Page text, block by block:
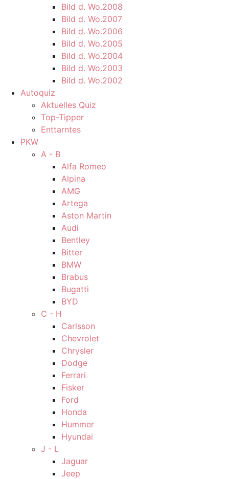
Bild d. Wo.2008
Bild d. Wo.2007
Bild d. Wo.2006
Bild d. Wo.2005
Bild d. Wo.2004
Bild d. Wo.2003
Bild d. Wo.2002
Autoquiz
Aktuelles Quiz
Top-Tipper
Enttarntes
PKW
A - B
Alfa Romeo
Alpina
AMG
Artega
Aston Martin
Audi
Bentley
Bitter
BMW
Brabus
Bugatti
BYD
C - H
Carlsson
Chevrolet
Chrysler
Dodge
Ferrari
Fisker
Ford
Honda
Hummer
Hyundai
J - L
Jaguar
Jeep